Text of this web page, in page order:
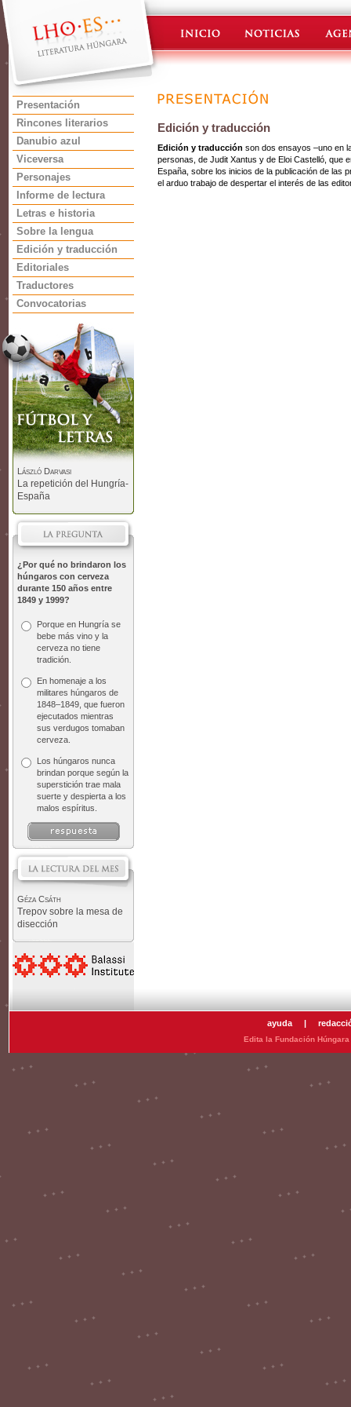
Presentación
Rincones literarios
Danubio azul
Viceversa
Personajes
Informe de lectura
Letras e historia
Sobre la lengua
Edición y traducción
Editoriales
Traductores
Convocatorias
László Darvasi
La repetición del Hungría-
España
¿Por qué no brindaron los
húngaros con cerveza
durante 150 años entre
1849 y 1999?
Porque en Hungría se
bebe más vino y la
cerveza no tiene
tradición.
En homenaje a los
militares húngaros de
1848–1849, que fueron
ejecutados mientras
sus verdugos tomaban
cerveza.
Los húngaros nunca
brindan porque según la
superstición trae mala
suerte y despierta a los
malos espíritus.
Géza Csáth
Trepov sobre la mesa de
disección
Edición y traducción
Edición y traducción son dos ensayos –uno en
personas, de Judit Xantus y de Eloi Castelló, que
España, sobre los inicios de la publicación de las
el arduo trabajo de despertar el interés de las
ayuda |
Edita la Fundación